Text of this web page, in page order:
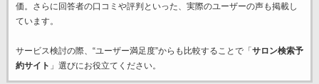
価。さらに回答者の口コミや評判といった、実際のユーザーの声も掲載し
ています。
サービス検討の際、“ユーザー満足度”からも比較することで「 サロン検索予
約サイト 」選びにお役立てください。